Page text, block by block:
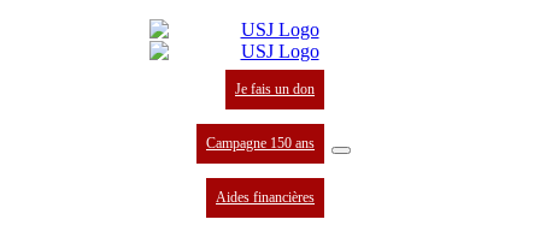
Je fais un don
Campagne 150 ans
Aides financières